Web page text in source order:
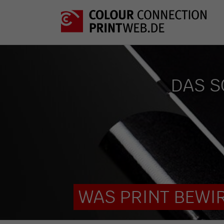
DAS
WAS PRINT